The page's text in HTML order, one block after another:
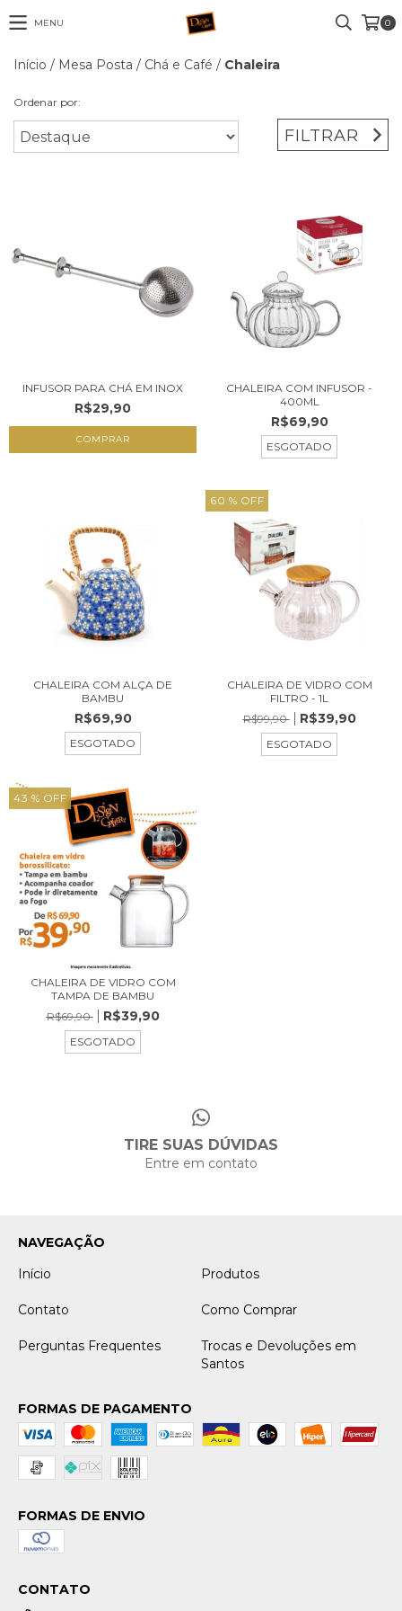
MENU 0
Início / Mesa Posta / Chá e Café / Chaleira
Ordenar por:
FILTRAR
INFUSOR PARA CHÁ EM INOX
R$29,90
CHALEIRA COM INFUSOR -
400ML
R$69,90
ESGOTADO
CHALEIRA COM ALÇA DE
BAMBU
R$69,90
ESGOTADO
60 % OFF
CHALEIRA DE VIDRO COM
FILTRO - 1L
R$99,90
R$39,90
ESGOTADO
43 % OFF
CHALEIRA DE VIDRO COM
TAMPA DE BAMBU
R$69,90
R$39,90
ESGOTADO
TIRE SUAS DÚVIDAS
Entre em contato
NAVEGAÇÃO
Início
Produtos
Contato Como Comprar
Perguntas Frequentes
Trocas e Devoluções em
Santos
FORMAS DE PAGAMENTO
FORMAS DE ENVIO
CONTATO